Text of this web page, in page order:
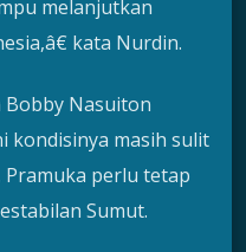
melanjutkan
kata Nurdin.
Bobby Nasuiton
kondisinya masih sulit
Pramuka perlu tetap
Sumut.